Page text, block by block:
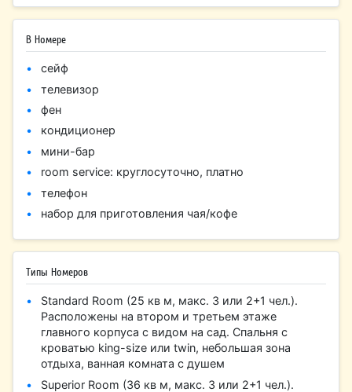
В Номере
сейф
телевизор
фен
кондиционер
мини-бар
room service: круглосуточно, платно
телефон
набор для приготовления чая/кофе
Типы Номеров
Standard Room (25 кв м, макс. 3 или 2+1 чел.).
Расположены на втором и третьем этаже
главного корпуса с видом на сад. Спальня с
кроватью king-size или twin, небольшая зона
отдыха, ванная комната с душем
Superior Room (36 кв м, макс. 3 или 2+1 чел.).